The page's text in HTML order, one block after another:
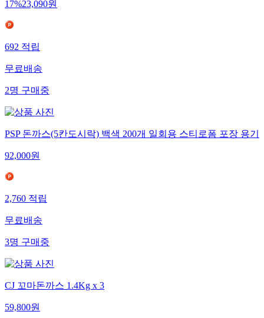
17%23,090원
692적립
무료배송
2명구매중
PSP 돈까스(5칸도시락) 백색 200개 일회용 스티로폼 포장 용기
92,000원
2,760적립
무료배송
3명구매중
CJ 꼬마돈까스 1.4Kg x 3
59,800원